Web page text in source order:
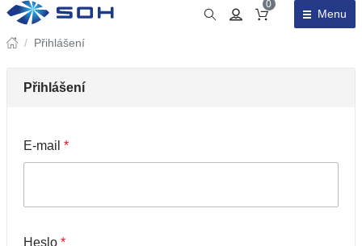
Obsah košíku
0
Menu
/ Přihlášení
Přihlášení
E-mail *
Heslo *